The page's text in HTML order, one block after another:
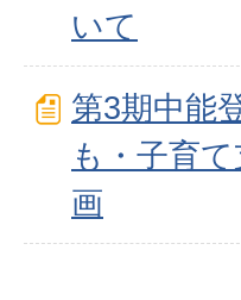
いて
第3期中能
も・子育
画